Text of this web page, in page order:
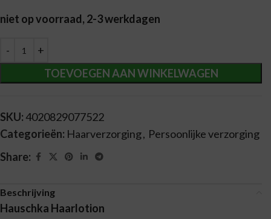
niet op voorraad, 2-3 werkdagen
TOEVOEGEN AAN WINKELWAGEN
Alternative:
SKU: 4020829077522
Categorieën: Haarverzorging, Persoonlijke verzorging
Share:
Beschrijving
Hauschka Haarlotion